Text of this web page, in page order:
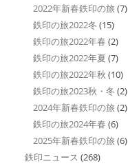
2022年新春鉄印の旅 (7)
鉄印の旅2022冬 (15)
鉄印の旅2022年春 (2)
鉄印の旅2022年夏 (7)
鉄印の旅2022年秋 (10)
鉄印の旅2023秋・冬 (2)
2024年新春鉄印の旅 (2)
鉄印の旅2024年春 (6)
2025年新春鉄印の旅 (6)
鉄印ニュース (268)